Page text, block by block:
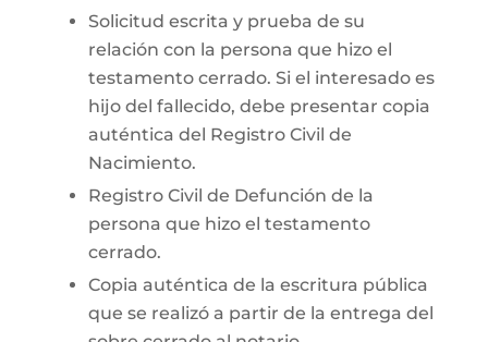
Solicitud escrita y prueba de su
relación con la persona que hizo el
testamento cerrado. Si el interesado es
hijo del fallecido, debe presentar copia
auténtica del Registro Civil de
Nacimiento.
Registro Civil de Defunción de la
persona que hizo el testamento
cerrado.
Copia auténtica de la escritura pública
que se realizó a partir de la entrega del